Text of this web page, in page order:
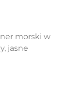
morski w
jasne